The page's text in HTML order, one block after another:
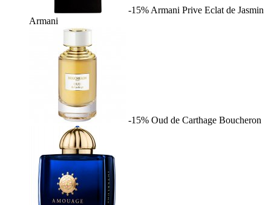
-15% Armani Prive Eclat de Jasmin
Armani
-15% Oud de Carthage Boucheron